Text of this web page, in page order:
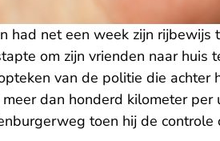
had net een week zijn rijbewijs
om zijn vrienden naar
van de politie die achter
dan honderd kilometer
toen hij de